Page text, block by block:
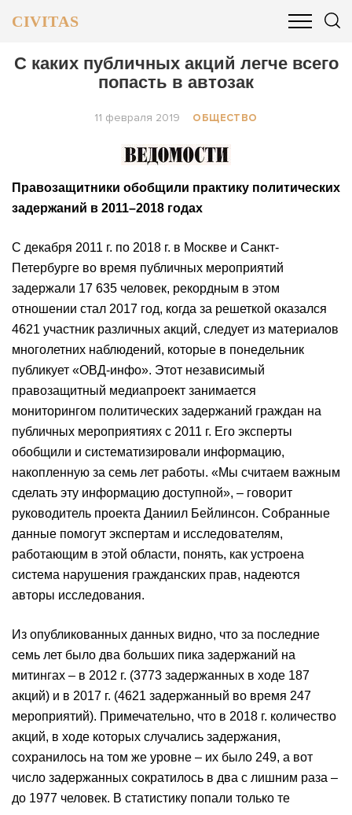
CIVITAS
ОБЩЕСТВО БИЗНЕС И ФИНАНСЫ
С каких публичных акций легче всего
попасть в автозак
11 февраля 2019 ОБЩЕСТВО
Правозащитники обобщили практику политических
задержаний в 2011–2018 годах
С декабря 2011 г. по 2018 г. в Москве и Санкт-
Петербурге во время публичных мероприятий
задержали 17 635 человек, рекордным в этом
отношении стал 2017 год, когда за решеткой оказался
4621 участник различных акций, следует из материалов
многолетних наблюдений, которые в понедельник
публикует «ОВД-инфо». Этот независимый
правозащитный медиапроект занимается
мониторингом политических задержаний граждан на
публичных мероприятиях с 2011 г. Его эксперты
обобщили и систематизировали информацию,
накопленную за семь лет работы. «Мы считаем важным
сделать эту информацию доступной», – говорит
руководитель проекта Даниил Бейлинсон. Собранные
данные помогут экспертам и исследователям,
работающим в этой области, понять, как устроена
система нарушения гражданских прав, надеются
авторы исследования.
Из опубликованных данных видно, что за последние
семь лет было два больших пика задержаний на
митингах – в 2012 г. (3773 задержанных в ходе 187
акций) и в 2017 г. (4621 задержанный во время 247
мероприятий). Примечательно, что в 2018 г. количество
акций, в ходе которых случались задержания,
сохранилось на том же уровне – их было 249, а вот
число задержанных сократилось в два с лишним раза –
до 1977 человек. В статистику попали только те